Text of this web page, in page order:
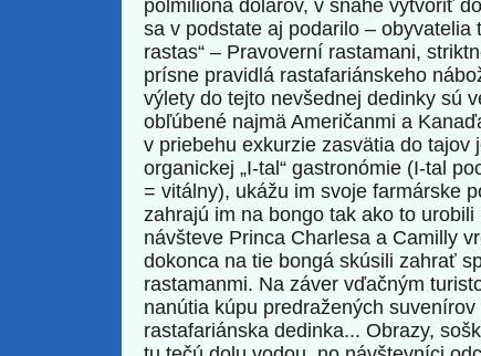
polmilióna dolárov, v snahe vytvoriť
sa v podstate aj podarilo – obyvatelia
rastas“ – Pravoverní rastamani,
prísne pravidlá rastafariánskeho
výlety do tejto nevšednej dedinky sú
obľúbené najmä Američanmi a
v priebehu exkurzie zasvätia do tajov
organickej „I-tal“ gastronómie (I-tal
= vitálny), ukážu im svoje farmárske
zahrajú im na bongo tak ako to urobili
návšteve Princa Charlesa a Camilly
dokonca na tie bongá skúsili zahrať
rastamanmi. Na záver vďačným
nanútia kúpu predražených suvenírov
rastafariánska dedinka... Obrazy,